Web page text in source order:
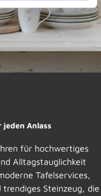
jeden Anlass
für hochwertiges
Alltagstauglichkeit
Tafelservices,
Steinzeug, die